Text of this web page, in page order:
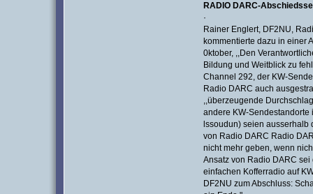
RADIO DARC-
·
Rainer Englert, DF2NU,
kommentierte dazu in einer
0ktober, ,,Den
Bildung und Weitblick zu
Channel 292, der KW-
Radio DARC auch
,,überzeugende
andere KW-Sendestandorte
lssoudun) seien
von Radio DARC Radio
nicht mehr geben, wenn
Ansatz von Radio DARC
einfachen Kofferradio auf
DF2NU zum Abschluss: